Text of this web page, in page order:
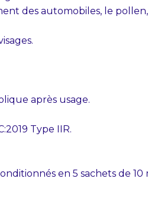
des automobiles, le
après usage.
Type IIR.
en 5 sachets de 10